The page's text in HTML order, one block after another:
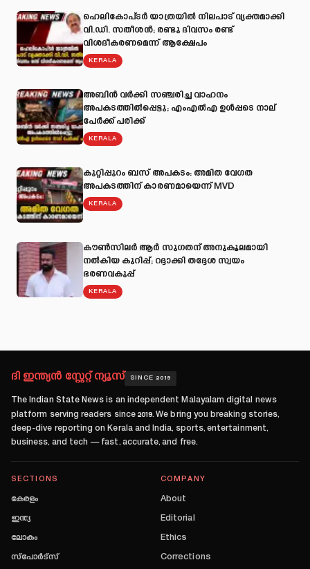
ഹെലികോപ്ടർ യാത്രയിൽ നിലപാട് വ്യക്തമാക്കി
വി.ഡി. സതീശൻ; രണ്ടു ദിവസം രണ്ട്
വിശദീകരണമെന്ന് ആക്ഷേപം
KERALA
അബിന്‍ വര്‍ക്കി സഞ്ചരിച്ച വാഹനം
അപകടത്തില്‍പ്പെട്ടു; എംഎല്‍എ ഉള്‍പ്പടെ നാല്
പേര്‍ക്ക് പരിക്ക്
KERALA
കുറ്റിപ്പുറം ബസ് അപകടം: അമിത വേഗത
അപകടത്തിന് കാരണമായെന്ന് MVD
KERALA
കൗൺസിലർ ആർ സുഗതന് അനുകൂലമായി
നല്‍കിയ കുറിപ്പ്; റദ്ദാക്കി തദ്ദേശ സ്വയം
ഭരണവകുപ്പ്
KERALA
ദി ഇന്ത്യൻ സ്റ്റേറ്റ് ന്യൂസ് SINCE 2019
The Indian State News is an independent Malayalam digital news
platform serving readers since 2019. We bring you breaking stories,
deep-dive reporting on Kerala and India, sports, entertainment,
business, and tech — fast, accurate, and free.
SECTIONS
കേരളം
ഇന്ത്യ
ലോകം
സ്പോർട്സ്
COMPANY
About
Editorial
Ethics
Corrections